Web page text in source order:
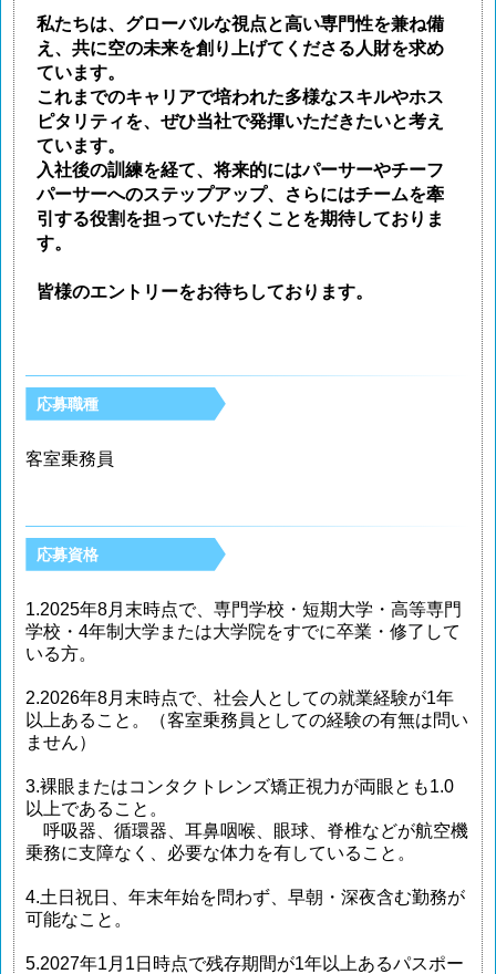
私たちは、グローバルな視点と高い専門性を兼ね備
え、共に空の未来を創り上げてくださる人財を求め
ています。
これまでのキャリアで培われた多様なスキルやホス
ピタリティを、ぜひ当社で発揮いただきたいと考え
ています。
入社後の訓練を経て、将来的にはパーサーやチーフ
パーサーへのステップアップ、さらにはチームを牽
引する役割を担っていただくことを期待しておりま
す。
皆様のエントリーをお待ちしております。
応募職種
客室乗務員
応募資格
1.2025年8月末時点で、専門学校・短期大学・高等専門
学校・4年制大学または大学院をすでに卒業・修了して
いる方。
2.2026年8月末時点で、社会人としての就業経験が1年
以上あること。（客室乗務員としての経験の有無は問い
ません）
3.裸眼またはコンタクトレンズ矯正視力が両眼とも1.0
以上であること。
呼吸器、循環器、耳鼻咽喉、眼球、脊椎などが航空機
乗務に支障なく、必要な体力を有していること。
4.土日祝日、年末年始を問わず、早朝・深夜含む勤務が
可能なこと。
5.2027年1月1日時点で残存期間が1年以上あるパスポー